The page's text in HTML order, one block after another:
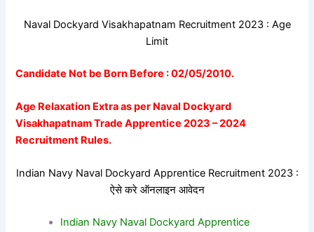
Naval Dockyard Visakhapatnam Recruitment 2023 : Age
Limit
Candidate Not be Born Before : 02/05/2010.
Age Relaxation Extra as per Naval Dockyard
Visakhapatnam Trade Apprentice 2023 – 2024
Recruitment Rules.
Indian Navy Naval Dockyard Apprentice Recruitment 2023 :
ऐसे करे ऑनलाइन आवेदन
Indian Navy Naval Dockyard Apprentice